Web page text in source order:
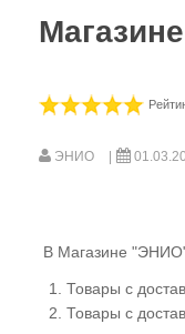
Сроки
Если оплата
Оплата из
Ваш личный
ЭНИО
В Магазине "ЭНИО"
Товары с
Товары с